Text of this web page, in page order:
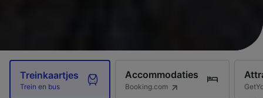
Treinkaartjes
Trein en bus
Accommodaties
Booking.com